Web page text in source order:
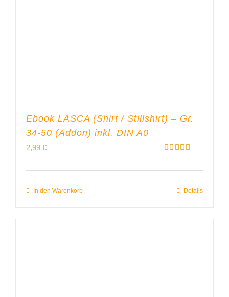
Ebook LASCA (Shirt / Stillshirt) – Gr.
34-50 (Addon) inkl. DIN A0
von 5
2,99 €
In den Warenkorb Details